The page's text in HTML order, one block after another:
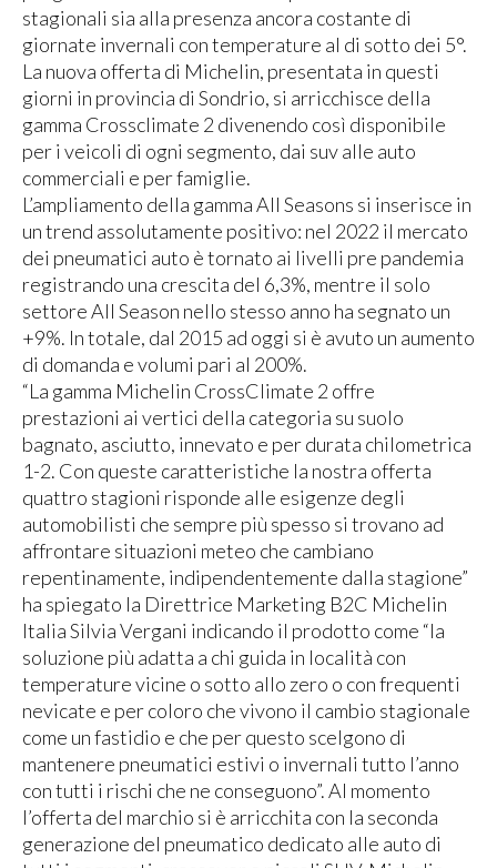
stagionali sia alla presenza ancora costante di
giornate invernali con temperature al di sotto dei 5°.
La nuova offerta di Michelin, presentata in questi
giorni in provincia di Sondrio, si arricchisce della
gamma Crossclimate 2 divenendo così disponibile
per i veicoli di ogni segmento, dai suv alle auto
commerciali e per famiglie.
L’ampliamento della gamma All Seasons si inserisce in
un trend assolutamente positivo: nel 2022 il mercato
dei pneumatici auto è tornato ai livelli pre pandemia
registrando una crescita del 6,3%, mentre il solo
settore All Season nello stesso anno ha segnato un
+9%. In totale, dal 2015 ad oggi si è avuto un aumento
di domanda e volumi pari al 200%.
“La gamma Michelin CrossClimate 2 offre
prestazioni ai vertici della categoria su suolo
bagnato, asciutto, innevato e per durata chilometrica
1-2. Con queste caratteristiche la nostra offerta
quattro stagioni risponde alle esigenze degli
automobilisti che sempre più spesso si trovano ad
affrontare situazioni meteo che cambiano
repentinamente, indipendentemente dalla stagione”
ha spiegato la Direttrice Marketing B2C Michelin
Italia Silvia Vergani indicando il prodotto come “la
soluzione più adatta a chi guida in località con
temperature vicine o sotto allo zero o con frequenti
nevicate e per coloro che vivono il cambio stagionale
come un fastidio e che per questo scelgono di
mantenere pneumatici estivi o invernali tutto l’anno
con tutti i rischi che ne conseguono”. Al momento
l’offerta del marchio si è arricchita con la seconda
generazione del pneumatico dedicato alle auto di